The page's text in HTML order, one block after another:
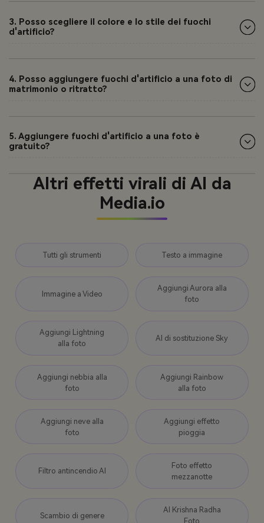
3. Posso scegliere il colore e lo stile dei fuochi
d'artificio?
4. Posso aggiungere fuochi d'artificio a una foto di
matrimonio o ritratto?
5. Aggiungere fuochi d'artificio a una foto è
gratuito?
Altri effetti virali di AI da
Media.io
Tutti gli strumenti Testo a immagine
Immagine a Video
Aggiungi Aurora alla
foto
Aggiungi Lightning
alla foto
AI di sostituzione Sky
Aggiungi nebbia alla
foto
Aggiungi Rainbow
alla foto
Aggiungi neve alla
foto
Aggiungi effetto
pioggia
Filtro antincendio AI
Foto effetto
mezzanotte
Scambio di genere
AI Krishna Radha
Foto